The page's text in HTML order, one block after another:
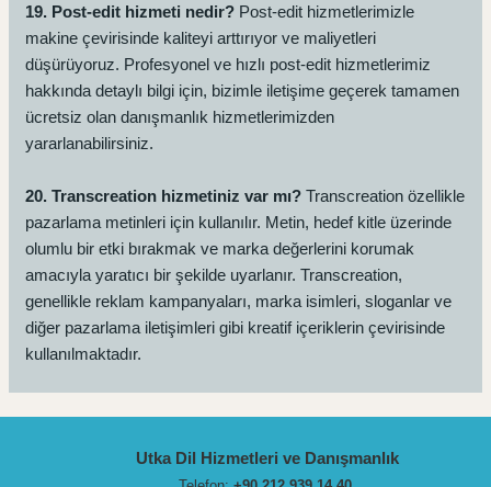
19. Post-edit hizmeti nedir? Post-edit hizmetlerimizle
makine çevirisinde kaliteyi arttırıyor ve maliyetleri
düşürüyoruz. Profesyonel ve hızlı post-edit hizmetlerimiz
hakkında detaylı bilgi için, bizimle iletişime geçerek tamamen
ücretsiz olan danışmanlık hizmetlerimizden
yararlanabilirsiniz.
20. Transcreation hizmetiniz var mı?Transcreation özellikle
pazarlama metinleri için kullanılır. Metin, hedef kitle üzerinde
olumlu bir etki bırakmak ve marka değerlerini korumak
amacıyla yaratıcı bir şekilde uyarlanır. Transcreation,
genellikle reklam kampanyaları, marka isimleri, sloganlar ve
diğer pazarlama iletişimleri gibi kreatif içeriklerin çevirisinde
kullanılmaktadır.
Utka Dil Hizmetleri ve Danışmanlık